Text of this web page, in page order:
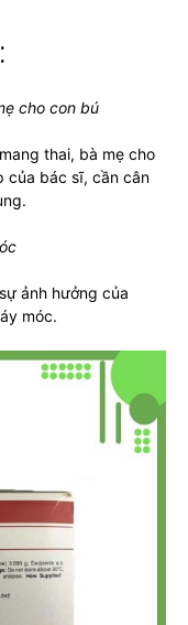
cho con bú
thai, bà mẹ cho
của bác sĩ, cần cân
ảnh hưởng của
móc.